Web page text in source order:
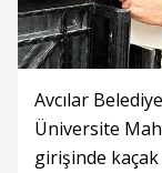
Avcılar
Üniversite
girişinde